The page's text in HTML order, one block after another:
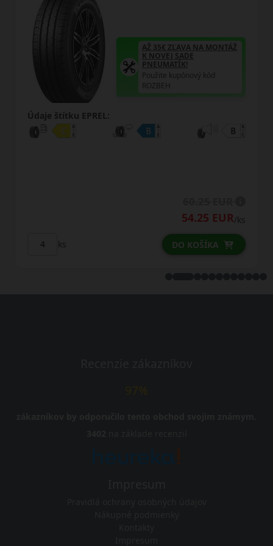
AŽ 35€ ZĽAVA NA MONTÁŽ
K NOVEJ SADE
PNEUMATÍK!
Použite kupónový kód
Údaje štítku EPREL:
68.25 EUR
DO KOŠÍKA